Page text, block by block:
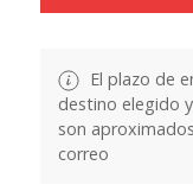
El plazo de
destino elegido
son
correo